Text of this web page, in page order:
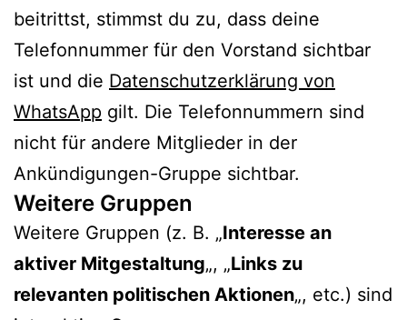
beitrittst, stimmst du zu, dass deine
Telefonnummer für den Vorstand sichtbar
ist und die Datenschutzerklärung von
WhatsApp gilt. Die Telefonnummern sind
nicht für andere Mitglieder in der
Ankündigungen-Gruppe sichtbar.
Weitere Gruppen
Weitere Gruppen (z. B. „Interesse an
aktiver Mitgestaltung„, „Links zu
relevanten politischen Aktionen„, etc.) sind